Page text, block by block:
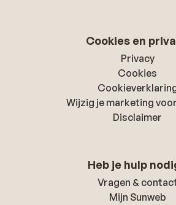
Cookies en
Privacy
Cookies
Wijzig je marketing
Disclaimer
Heb je hulp
Vragen &
Mijn Sunweb